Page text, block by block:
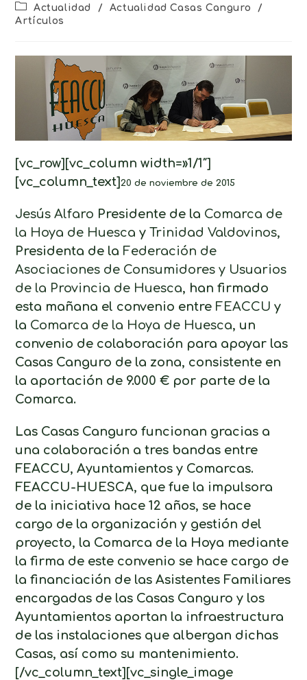
Actualidad
/ Actualidad Casas Canguro
/
Artículos
[vc_row][vc_column width=»1/1″]
[vc_column_text]20 de noviembre de 2015
Jesús Alfaro Presidente de la Comarca de
la Hoya de Huesca yTrinidad Valdovinos,
Presidenta de la Federación de
Asociaciones de Consumidores y Usuarios
de la Provincia de Huesca, han firmado
esta mañana el convenio entre FEACCU y
la Comarca de la Hoya de Huesca, un
convenio de colaboración para apoyar las
Casas Canguro de la zona, consistente en
la aportación de 9.000 € por parte de la
Comarca.
Las Casas Canguro funcionan gracias a
una colaboración a tres bandas entre
FEACCU, Ayuntamientos y Comarcas.
FEACCU-HUESCA, que fue la impulsora
de la iniciativa hace 12 años, se hace
cargo de la organización y gestión del
proyecto, la Comarca de la Hoya mediante
la firma de este convenio se hace cargo de
la financiación de las Asistentes Familiares
encargadas de las Casas Canguro y los
Ayuntamientos aportan la infraestructura
de las instalaciones que albergan dichas
Casas, así como su mantenimiento.
[/vc_column_text][vc_single_image